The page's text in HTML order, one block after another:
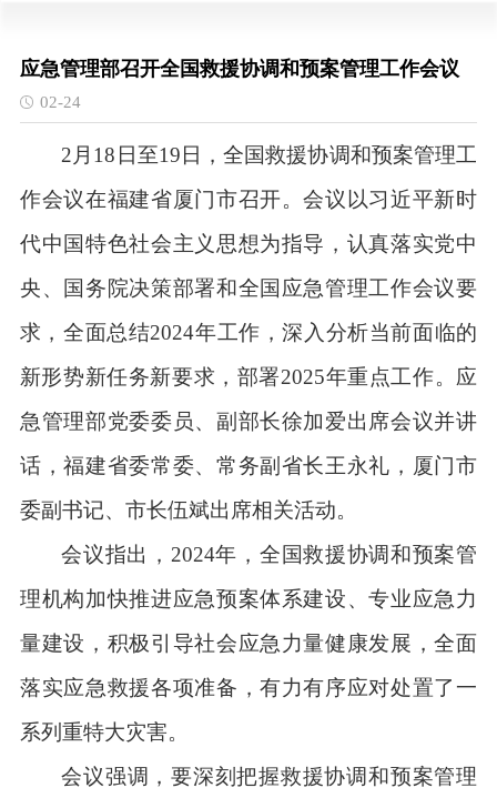
应急管理部召开全国救援协调和预案管理工作会议
02-24
2月18日至19日，全国救援协调和预案管理工
作会议在福建省厦门市召开。会议以习近平新时
代中国特色社会主义思想为指导，认真落实党中
央、国务院决策部署和全国应急管理工作会议要
求，全面总结2024年工作，深入分析当前面临的
新形势新任务新要求，部署2025年重点工作。应
急管理部党委委员、副部长徐加爱出席会议并讲
话，福建省委常委、常务副省长王永礼，厦门市
委副书记、市长伍斌出席相关活动。
会议指出， 2024年，全国救援协调和预案管
理机构加快推进应急预案体系建设、专业应急力
量建设，积极引导社会应急力量健康发展，全面
落实应急救援各项准备，有力有序应对处置了一
系列重特大灾害。
会议强调，要深刻把握救援协调和预案管理